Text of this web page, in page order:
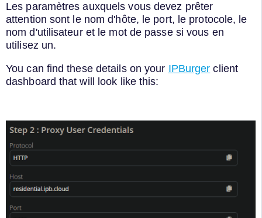
Les paramètres auxquels vous devez prêter
attention sont le nom d'hôte, le port, le protocole, le
nom d'utilisateur et le mot de passe si vous en
utilisez un.
You can find these details on your IPBurger client
dashboard that will look like this: